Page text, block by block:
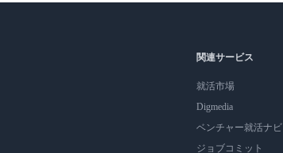
関連サービス
就活市場
Digmedia
ベンチャー就活ナビ
ジョブコミット